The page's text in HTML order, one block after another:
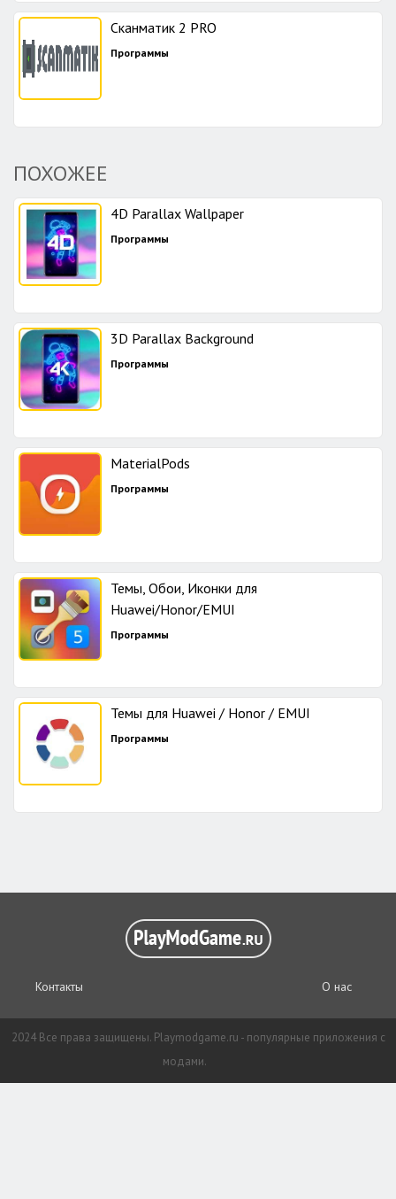
Сканматик 2 PRO
Программы
ПОХОЖЕЕ
4D Parallax Wallpaper
Программы
3D Parallax Background
Программы
MaterialPods
Программы
Темы, Обои, Иконки для
Huawei/Honor/EMUI
Программы
Темы для Huawei / Honor / EMUI
Программы
Контакты О нас
2024 Все права защищены. Playmodgame.ru - популярные приложения с
модами.